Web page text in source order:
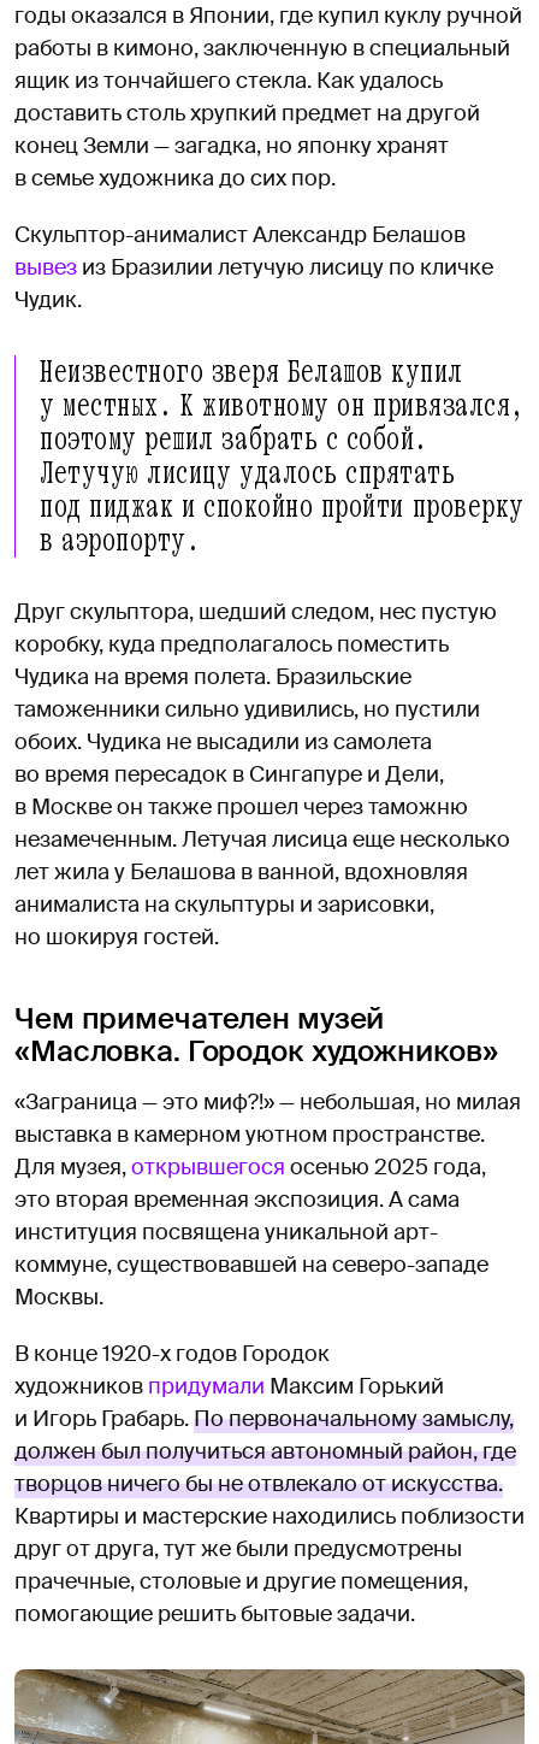
годы оказался в Японии, где купил куклу ручной
работы в кимоно, заключенную в специальный
ящик из тончайшего стекла. Как удалось
доставить столь хрупкий предмет на другой
конец Земли — загадка, но японку хранят
в семье художника до сих пор.
Скульптор-анималист Александр Белашов
вывез из Бразилии летучую лисицу по кличке
Чудик.
Неизвестного зверя Белашов купил
у местных. К животному он привязался,
поэтому решил забрать с собой.
Летучую лисицу удалось спрятать
под пиджак и спокойно пройти проверку
в аэропорту.
Друг скульптора, шедший следом, нес пустую
коробку, куда предполагалось поместить
Чудика на время полета. Бразильские
таможенники сильно удивились, но пустили
обоих. Чудика не высадили из самолета
во время пересадок в Сингапуре и Дели,
в Москве он также прошел через таможню
незамеченным. Летучая лисица еще несколько
лет жила у Белашова в ванной, вдохновляя
анималиста на скульптуры и зарисовки,
но шокируя гостей.
Чем примечателен музей
«Масловка. Городок художников»
«Заграница — это миф?!» — небольшая, но милая
выставка в камерном уютном пространстве.
Для музея,открывшегося осенью 2025 года,
это вторая временная экспозиция. А сама
институция посвящена уникальной арт-
коммуне, существовавшей на северо-западе
Москвы.
В конце 1920-х годов Городок
художников придумали Максим Горький
и Игорь Грабарь.По первоначальному замыслу,
должен был получиться автономный район, где
творцов ничего бы не отвлекало от искусства.
Квартиры и мастерские находились поблизости
друг от друга, тут же были предусмотрены
прачечные, столовые и другие помещения,
помогающие решить бытовые задачи.